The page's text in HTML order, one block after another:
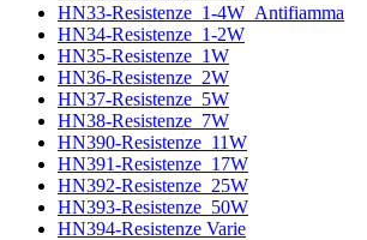
HN33-Resistenze_1-4W_Antifiamma
HN34-Resistenze_1-2W
HN35-Resistenze_1W
HN36-Resistenze_2W
HN37-Resistenze_5W
HN38-Resistenze_7W
HN390-Resistenze_11W
HN391-Resistenze_17W
HN392-Resistenze_25W
HN393-Resistenze_50W
HN394-Resistenze Varie